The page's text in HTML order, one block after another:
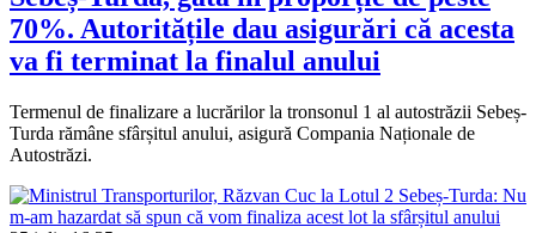
70%. Autoritățile dau asigurări că acesta
va fi terminat la finalul anului
Termenul de finalizare a lucrărilor la tronsonul 1 al autostrăzii Sebeș-
Turda rămâne sfârșitul anului, asigură Compania Naționale de
Autostrăzi.